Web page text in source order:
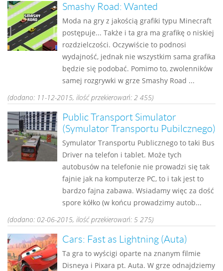
Smashy Road: Wanted
Moda na gry z jakością grafiki typu Minecraft
postępuje... Także i ta gra ma grafikę o niskiej
rozdzielczości. Oczywiście to podnosi
wydajność, jednak nie wszystkim sama grafika
będzie się podobać. Pomimo to, zwolenników
samej rozgrywki w grze Smashy Road ...
(dodano: 11-12-2015, ilość przekierowań: 2 455)
Public Transport Simulator
(Symulator Transportu Pubilcznego)
Symulator Transportu Publicznego to taki Bus
Driver na telefon i tablet. Może tych
autobusów na telefonie nie prowadzi się tak
fajnie jak na komputerze PC, to i tak jest to
bardzo fajna zabawa. Wsiadamy więc za dość
spore kółko (w końcu prowadzimy autob...
(dodano: 02-06-2015, ilość przekierowań: 5 275)
Cars: Fast as Lightning (Auta)
Ta gra to wyścigi oparte na znanym filmie
Disneya i Pixara pt. Auta. W grze odnajdziemy